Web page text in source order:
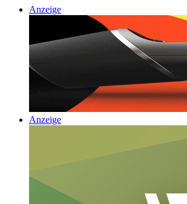
Anzeige
Anzeige